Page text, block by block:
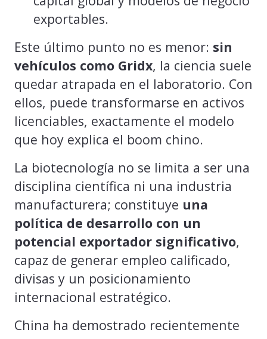
exportables.
Este último punto no es menor: sin
vehículos como Gridx, la ciencia suele
quedar atrapada en el laboratorio. Con
ellos, puede transformarse en activos
licenciables, exactamente el modelo
que hoy explica el boom chino.
La biotecnología no se limita a ser una
disciplina científica ni una industria
manufacturera; constituye una
política de desarrollo con un
potencial exportador significativo,
capaz de generar empleo calificado,
divisas y un posicionamiento
internacional estratégico.
China ha demostrado recientemente